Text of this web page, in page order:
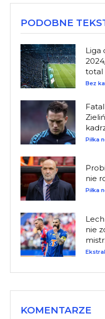
PODOBNE
Liga
total
Bez
Piłka
nie
Piłka
nie
KOMENTARZE